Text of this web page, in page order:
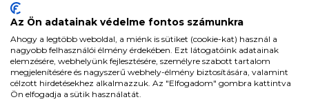
Az Ön adatainak védelme fontos számunkra
Ahogy a legtöbb weboldal, a miénk is sütiket (cookie-kat) használ a
nagyobb felhasználói élmény érdekében. Ezt látogatóink adatainak
elemzésére, webhelyünk fejlesztésére, személyre szabott tartalom
megjelenítésére és nagyszerű webhely-élmény biztosítására, valamint
célzott hirdetésekhez alkalmazzuk. Az "Elfogadom" gombra kattintva
Ön elfogadja a sütik használatát.